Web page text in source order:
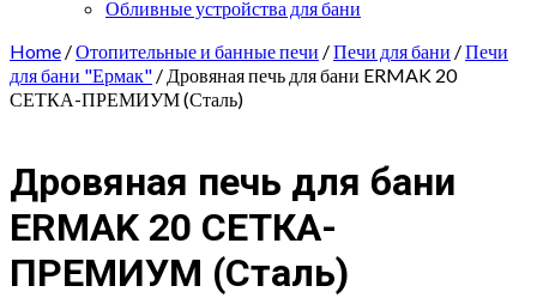
Обливные устройства для бани
Home /Отопительные и банные печи /Печи для бани /Печи
для бани "Ермак" / Дровяная печь для бани ERMAK 20
СЕТКА-ПРЕМИУМ (Сталь)
Дровяная печь для бани
ERMAK 20 СЕТКА-
ПРЕМИУМ (Сталь)